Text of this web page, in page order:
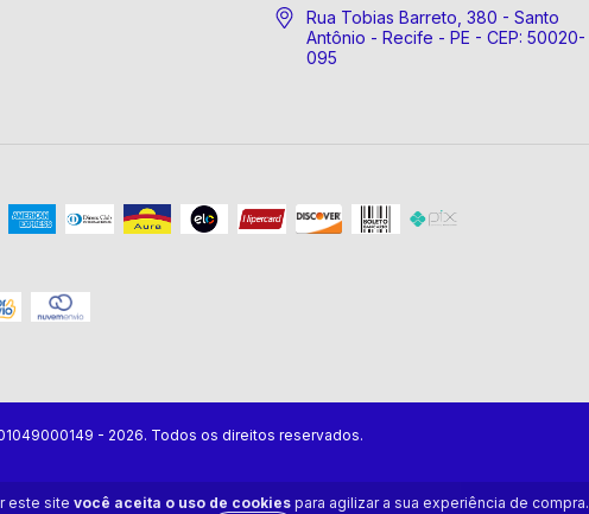
este site você aceita o uso de cookies para agilizar a sua experiência de compra.
Rua Tobias Barreto, 380 - Santo
Antônio - Recife - PE - CEP: 50020-
095
- 2026. Todos os direitos reservados.